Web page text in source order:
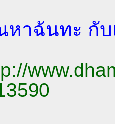
าฉันทะ กับ